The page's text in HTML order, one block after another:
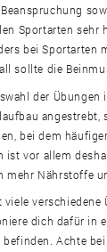
Beanspruchung
Sportarten sehr
bei Sportarten
sollte die
der
bei dem
ist vor allem
mehr Nährstoffe
viele
dich dafür in
befinden. Achte